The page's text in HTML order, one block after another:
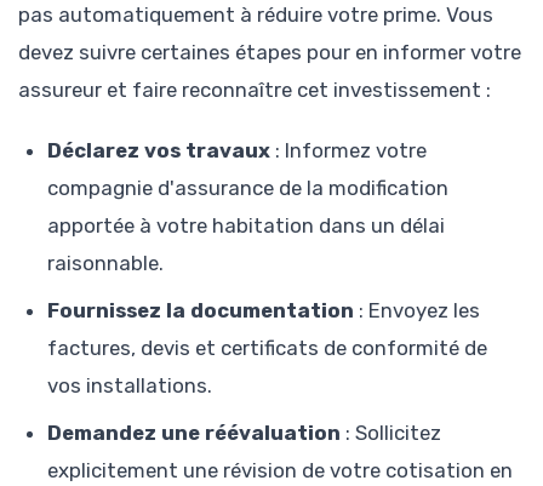
pas automatiquement à réduire votre prime. Vous
devez suivre certaines étapes pour en informer votre
assureur et faire reconnaître cet investissement :
Déclarez vos travaux : Informez votre
compagnie d'assurance de la modification
apportée à votre habitation dans un délai
raisonnable.
Fournissez la documentation : Envoyez les
factures, devis et certificats de conformité de
vos installations.
Demandez une réévaluation : Sollicitez
explicitement une révision de votre cotisation en